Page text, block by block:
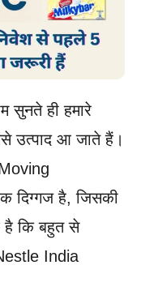
सुनते ही हमारे
उत्पाद आ जाते हैं।
दिग्गज है, जिसकी
है कि बहुत से
India